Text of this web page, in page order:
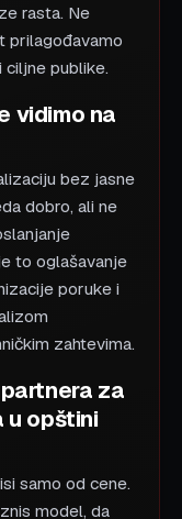
rasta. Ne
prilagođavamo
publike.
vidimo na
bez jasne
dobro, ali ne
to oglašavanje
poruke i
zahtevima.
za
u opštini
samo od cene.
model, da